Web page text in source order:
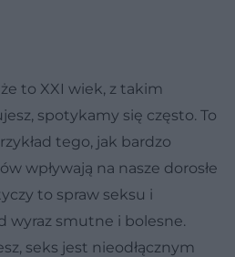
to XXI wiek, z takim
spotykamy się często. To
tego, jak bardzo
wpływają na nasze dorosłe
to spraw seksu i
wyraz smutne i bolesne.
seks jest nieodłącznym